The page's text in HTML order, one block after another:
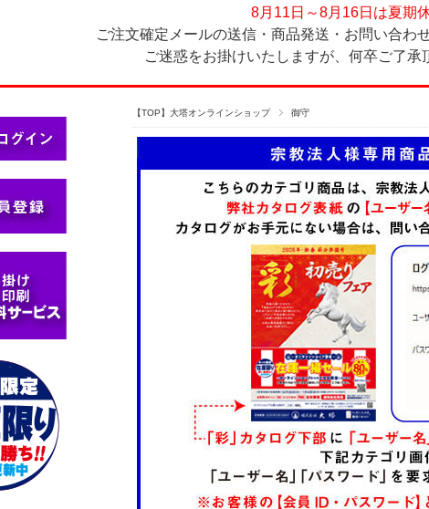
8月11日～8月16日は夏期
ご注文確定メールの送信・商品発送・お問い合わ
ご迷惑をお掛けいたしますが、何卒ご了承
【TOP】大塔オンラインショップ 御守